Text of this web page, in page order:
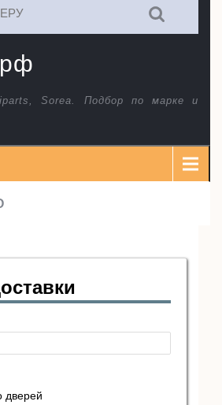
Sorea. Подбор по марке и
дверей